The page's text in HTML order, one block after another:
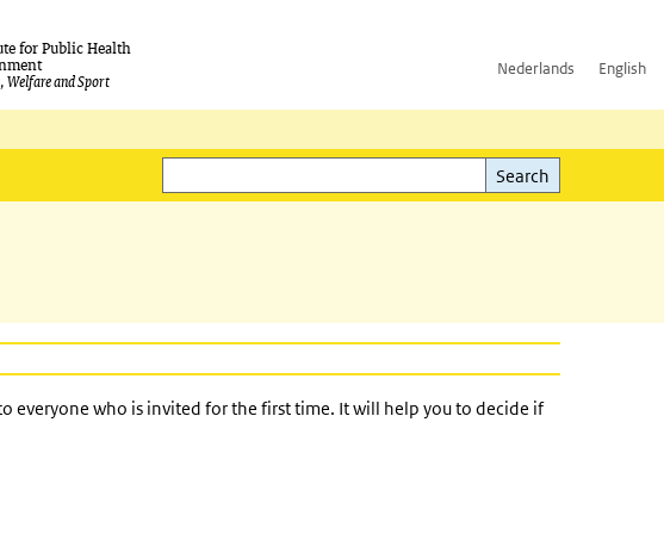
for Public Health
Welfare and Sport
Nederlands English
Search
Search
everyone who is invited for the first time. It will help you to decide if